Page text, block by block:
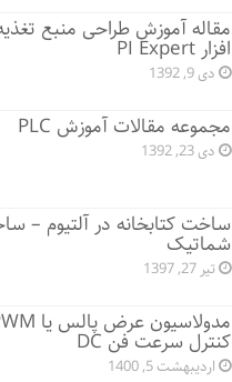
مقاله آموزش طراحی منبع
افزار PI Expert
دی 9, 1392
مجموعه مقالات آموزش PLC
دی 23, 1392
ساخت کتابخانه در آلتیوم –
شماتیک
تیر 27, 1397
کنترل سرعت فن DC
اردیبهشت 5, 1400